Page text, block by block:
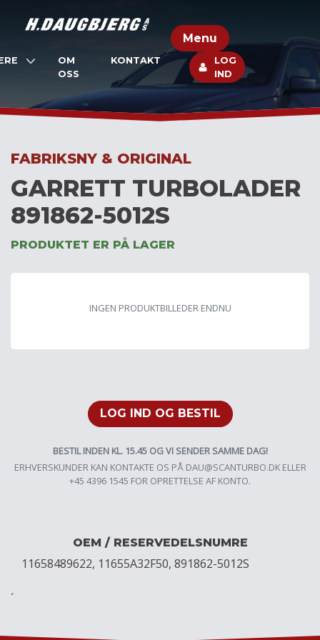
Menu
OM
OSS
KONTAKT
LOG
IND
FABRIKSNY & ORIGINAL
GARRETT TURBOLADER
891862-5012S
PRODUKTET ER PÅ LAGER
INGEN PRODUKTBILLEDER ENDNU
LOG IND OG BESTIL
BESTIL INDEN KL. 15.45 OG VI SENDER SAMME DAG!
ERHVERSKUNDER KAN KONTAKTE OS PÅ DAU@SCANTURBO.DKELLER
+45 4396 1545 FOR OPRETTELSE AF KONTO.
OEM / RESERVEDELSNUMRE
11658489622, 11655A32F50, 891862-5012S
´